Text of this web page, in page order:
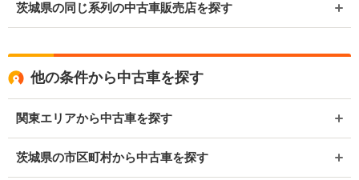
茨城県の同じ系列の中古車販売店を探す
他の条件から中古車を探す
関東エリアから中古車を探す
茨城県の市区町村から中古車を探す